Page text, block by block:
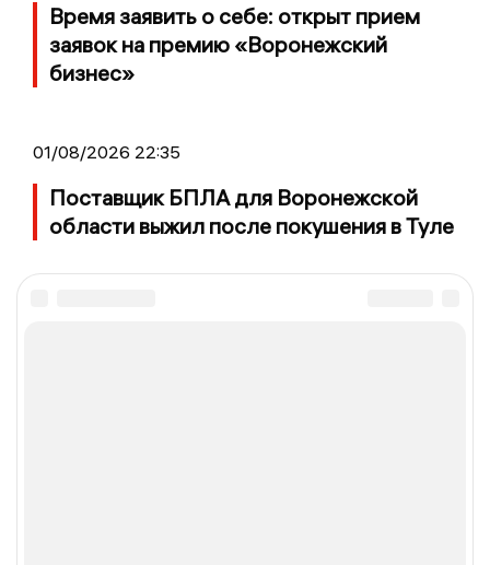
Время заявить о себе: открыт прием
заявок на премию «Воронежский
бизнес»
01/08/2026 22:35
Поставщик БПЛА для Воронежской
области выжил после покушения в Туле